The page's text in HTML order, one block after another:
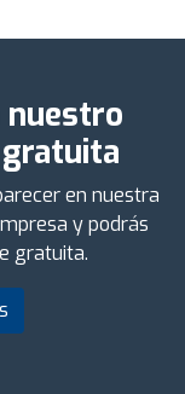
nuestro
en nuestra
y podrás
gratuita.